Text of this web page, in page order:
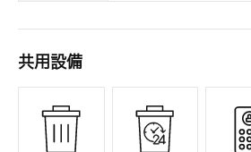
共用設備